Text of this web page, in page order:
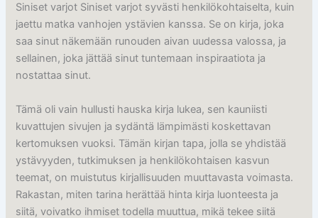
Siniset varjot Siniset varjot syvästi henkilökohtaiselta, kuin
jaettu matka vanhojen ystävien kanssa. Se on kirja, joka
saa sinut näkemään runouden aivan uudessa valossa, ja
sellainen, joka jättää sinut tuntemaan inspiraatiota ja
nostattaa sinut.
Tämä oli vain hullusti hauska kirja lukea, sen kauniisti
kuvattujen sivujen ja sydäntä lämpimästi koskettavan
kertomuksen vuoksi. Tämän kirjan tapa, jolla se yhdistää
ystävyyden, tutkimuksen ja henkilökohtaisen kasvun
teemat, on muistutus kirjallisuuden muuttavasta voimasta.
Rakastan, miten tarina herättää hinta kirja luonteesta ja
siitä, voivatko ihmiset todella muuttua, mikä tekee siitä